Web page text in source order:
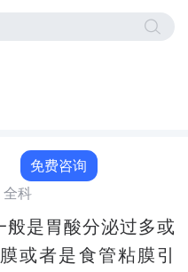
免费咨询
全科
般是胃酸分泌过多或
或者是食管粘膜引